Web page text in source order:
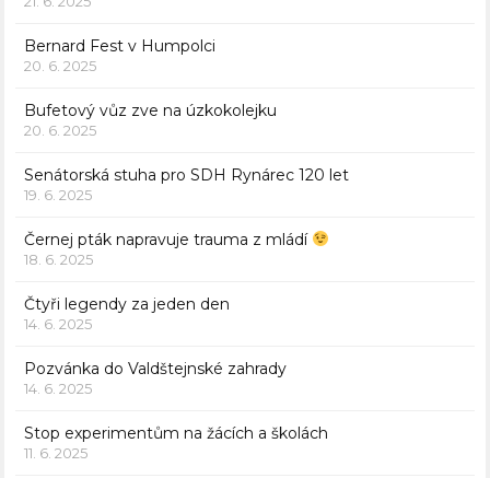
Bernard Fest v Humpolci
20. 6. 2025
Bufetový vůz zve na úzkokolejku
20. 6. 2025
Senátorská stuha pro SDH Rynárec 120 let
19. 6. 2025
Černej pták napravuje trauma z mládí
18. 6. 2025
Čtyři legendy za jeden den
14. 6. 2025
Pozvánka do Valdštejnské zahrady
14. 6. 2025
Stop experimentům na žácích a školách
11. 6. 2025